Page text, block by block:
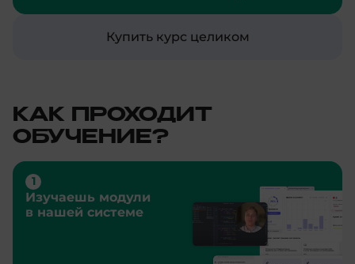
Купить курс целиком
КАК ПРОХОДИТ
ОБУЧЕНИЕ?
Изучаешь модули
в нашей системе